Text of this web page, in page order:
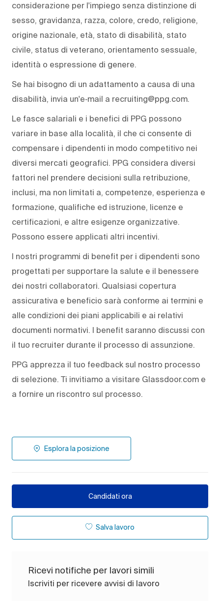
considerazione per l'impiego senza distinzione di
sesso, gravidanza, razza, colore, credo, religione,
origine nazionale, età, stato di disabilità, stato
civile, status di veterano, orientamento sessuale,
identità o espressione di genere.
Se hai bisogno di un adattamento a causa di una
disabilità, invia un'e‑mail a recruiting@ppg.com.
Le fasce salariali e i benefici di PPG possono
variare in base alla località, il che ci consente di
compensare i dipendenti in modo competitivo nei
diversi mercati geografici. PPG considera diversi
fattori nel prendere decisioni sulla retribuzione,
inclusi, ma non limitati a, competenze, esperienza e
formazione, qualifiche ed istruzione, licenze e
certificazioni, e altre esigenze organizzative.
Possono essere applicati altri incentivi.
I nostri programmi di benefit per i dipendenti sono
progettati per supportare la salute e il benessere
dei nostri collaboratori. Qualsiasi copertura
assicurativa e beneficio sarà conforme ai termini e
alle condizioni dei piani applicabili e ai relativi
documenti normativi. I benefit saranno discussi con
il tuo recruiter durante il processo di assunzione.
PPG apprezza il tuo feedback sul nostro processo
di selezione. Ti invitiamo a visitare Glassdoor.com e
a fornire un riscontro sul processo.
Esplora la posizione
Candidati ora
Salva lavoro
Ricevi notifiche per lavori simili
Iscriviti per ricevere avvisi di lavoro